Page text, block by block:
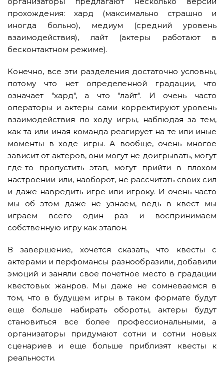
прохождения: хард (максимально страшно и
иногда больно), медиум (средний уровень
взаимодействия), лайт (актеры работают в
бесконтактном режиме).
Конечно, все эти разделения достаточно условны,
потому что нет определенной градации, что
означает "хард", а что "лайт". И очень часто
операторы и актеры сами корректируют уровень
взаимодействия по ходу игры, наблюдая за тем,
как та или иная команда реагирует на те или иные
моменты в ходе игры. А вообще, очень многое
зависит от актеров, они могут не доигрывать, могут
где-то пропустить этап, могут прийти в плохом
настроении или, наоборот, не рассчитать своих сил
и даже навредить игре или игроку. И очень часто
мы об этом даже не узнаем, ведь в квест мы
играем всего один раз и воспринимаем
собственную игру как эталон.
В завершение, хочется сказать, что квесты с
актерами и перфомансы разнообразили, добавили
эмоций и заняли свое почетное место в градации
квестовых жанров. Мы даже не сомневаемся в
том, что в будущем игры в таком формате будут
еще больше набирать обороты, актеры будут
становиться все более профессиональными, а
организаторы придумают сотни и сотни новых
сценариев и еще больше приблизят квесты к
реальности.